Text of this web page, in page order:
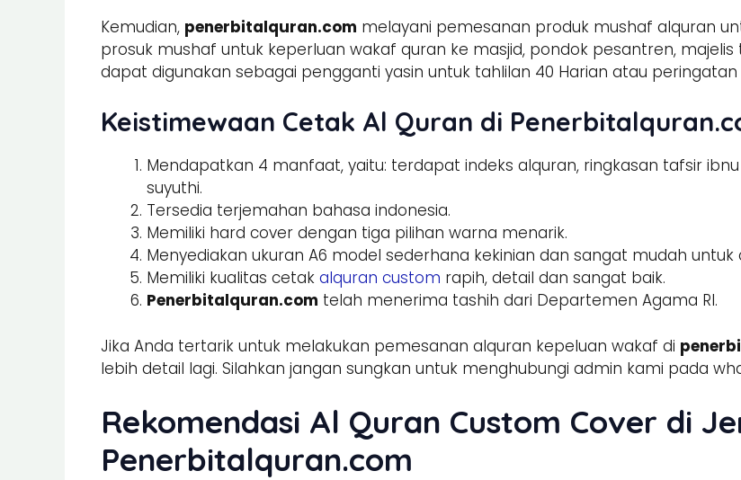
Kemudian, penerbitalquran.com melayani pemesanan produk mushaf alquran
prosuk mushaf untuk keperluan wakaf quran ke masjid, pondok pesantren,
dapat digunakan sebagai pengganti yasin untuk tahlilan 40 Harian atau
Keistimewaan Cetak Al Quran di
Mendapatkan 4 manfaat, yaitu: terdapat indeks alquran, ringkasan tafsir
suyuthi.
Tersedia terjemahan bahasa indonesia.
Memiliki hard cover dengan tiga pilihan warna menarik.
Menyediakan ukuran A6 model sederhana kekinian dan sangat mudah
Memiliki kualitas cetak alquran custom rapih, detail dan sangat baik.
Penerbitalquran.com telah menerima tashih dari Departemen Agama RI.
Jika Anda tertarik untuk melakukan pemesanan alquran kepeluan wakaf di
lebih detail lagi. Silahkan jangan sungkan untuk menghubungi admin kami pada
Rekomendasi Al Quran Custom Cover di
Penerbitalquran.com